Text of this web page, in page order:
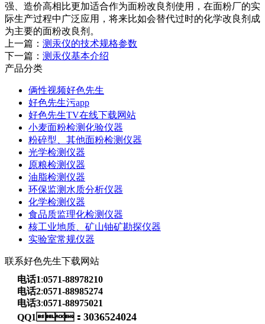
强、造价高相比更加适合作为面粉改良剂使用，在面粉厂的实
际生产过程中广泛应用，将来比如会替代过时的化学改良剂成
为主要的面粉改良剂。
上一篇： 测汞仪的技术规格参数
下一篇： 测汞仪基本介绍
产品分类
俩性视频好色先生
好色先生污app
好色先生TV在线下载网站
小麦面粉检测化验仪器
粉碎型、其他面粉检测仪器
光学检测仪器
原粮检测仪器
油脂检测仪器
环保监测水质分析仪器
化学检测仪器
食品质监理化检测仪器
核工业地质、矿山铀矿勘探仪器
实验室常规仪器
联系好色先生下载网站
电话1:0571-88978210
电话2:0571-88985274
电话3:0571-88975021
QQ1： 3036524024